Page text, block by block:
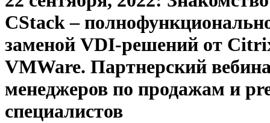
CStack –
заменой VDI-решений от
VMWare. Партнерский
менеджеров по продажам и
специалистов